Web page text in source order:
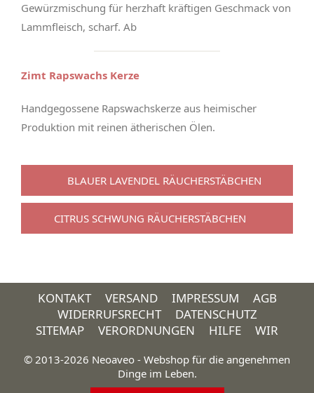
Gewürzmischung für herzhaft kräftigen Geschmack von
Lammfleisch, scharf. Ab
Zimt Rapswachs Kerze
Handgegossene Rapswachskerze aus heimischer
Produktion mit reinen ätherischen Ölen.
BLAUER LAVENDEL RÄUCHERSTÄBCHEN
CITRUS SCHWUNG RÄUCHERSTÄBCHEN
KONTAKT VERSAND IMPRESSUM
AGB
WIDERRUFSRECHT
DATENSCHUTZ
SITEMAP
VERORDNUNGEN HILFE WIR
© 2013-2026 Neoaveo - Webshop für die angenehmen
Dinge im Leben.